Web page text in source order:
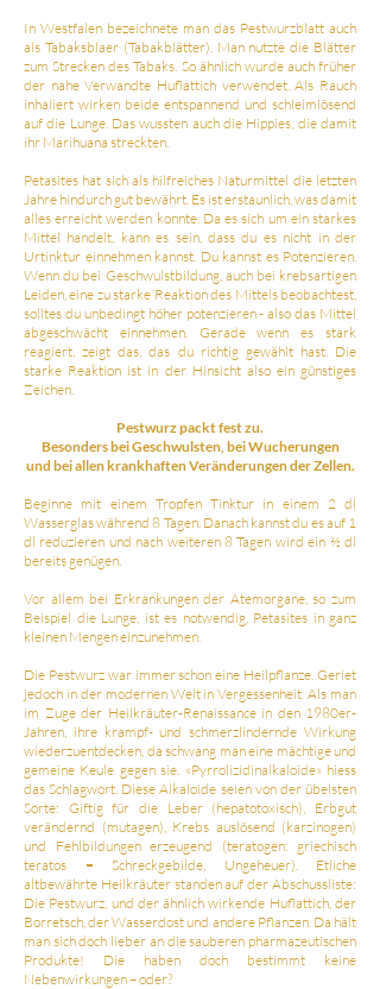
In Westfalen bezeichnete man das Pestwurzblatt auch
als Tabaksblaer (Tabakblätter). Man nutzte die Blätter
zum Strecken des Tabaks. So ähnlich wurde auch früher
der nahe Verwandte Huflattich verwendet. Als Rauch
inhaliert wirken beide entspannend und schleimlösend
auf die Lunge. Das wussten auch die Hippies, die damit
ihr Marihuana streckten.
Petasites hat sich als hilfreiches Naturmittel die letzten
Jahre hindurch gut bewährt. Es ist erstaunlich, was damit
alles erreicht werden konnte. Da es sich um ein starkes
Mittel handelt, kann es sein, dass du es nicht in der
Urtinktur einnehmen kannst. Du kannst es Potenzieren.
Wenn du bei Geschwulstbildung, auch bei krebsartigen
Leiden, eine zu starke Reaktion des Mittels beobachtest,
solltes du unbedingt höher potenzieren - also das Mittel
abgeschwächt einnehmen. Gerade wenn es stark
reagiert, zeigt das, das du richtig gewählt hast. Die
starke Reaktion ist in der Hinsicht also ein günstiges
Zeichen.
Pestwurz packt fest zu.
Besonders bei Geschwulsten, bei Wucherungen
und bei allen krankhaften Veränderungen der Zellen.
Beginne mit einem Tropfen Tinktur in einem 2 dl
Wasserglas während 8 Tagen. Danach kannst du es auf 1
dl reduzieren und nach weiteren 8 Tagen wird ein ½ dl
bereits genügen.
Vor allem bei Erkrankungen der Atemorgane, so zum
Beispiel die Lunge, ist es notwendig, Petasites in ganz
kleinen Mengen einzunehmen.
Die Pestwurz war immer schon eine Heilpflanze. Geriet
jedoch in der modernen Welt in Vergessenheit. Als man
im Zuge der Heilkräuter-Renaissance in den 1980er-
Jahren, ihre krampf- und schmerzlindernde Wirkung
wiederzuentdecken, da schwang man eine mächtige und
gemeine Keule gegen sie. «Pyrrolizidinalkaloide» hiess
das Schlagwort. Diese Alkaloide seien von der übelsten
Sorte: Giftig für die Leber (hepatotoxisch), Erbgut
verändernd (mutagen), Krebs auslösend (karzinogen)
und Fehlbildungen erzeugend (teratogen: griechisch
teratos = Schreckgebilde, Ungeheuer). Etliche
altbewährte Heilkräuter standen auf der Abschussliste:
Die Pestwurz, und der ähnlich wirkende Huflattich, der
Borretsch, der Wasserdost und andere Pflanzen. Da hält
man sich doch lieber an die sauberen pharmazeutischen
Produkte! Die haben doch bestimmt keine
Nebenwirkungen – oder?